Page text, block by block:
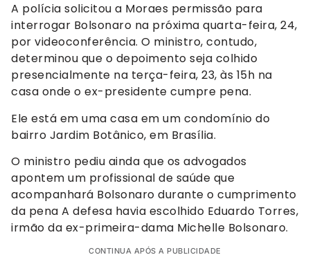
A polícia solicitou a Moraes permissão para
interrogar Bolsonaro na próxima quarta-feira, 24,
por videoconferência. O ministro, contudo,
determinou que o depoimento seja colhido
presencialmente na terça-feira, 23, às 15h na
casa onde o ex-presidente cumpre pena.
Ele está em uma casa em um condomínio do
bairro Jardim Botânico, em Brasília.
O ministro pediu ainda que os advogados
apontem um profissional de saúde que
acompanhará Bolsonaro durante o cumprimento
da pena A defesa havia escolhido Eduardo Torres,
irmão da ex-primeira-dama Michelle Bolsonaro.
CONTINUA APÓS A PUBLICIDADE